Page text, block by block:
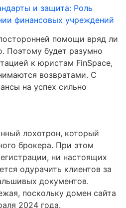
и защита: Роль
финансовых учреждений
помощи вряд ли
Поэтому будет разумно
к юристам FinSpace,
возвратами. С
на успех сильно
лохотрон, который
брокера. При этом
ни настоящих
одурачить клиентов за
документов.
поскольку домен сайта
2024 года.